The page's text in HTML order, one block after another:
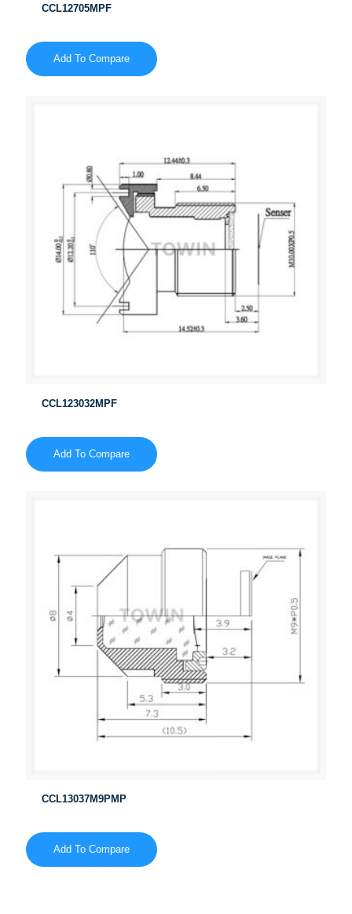
CCL12705MPF
Add To Compare
CCL123032MPF
Add To Compare
CCL13037M9PMP
Add To Compare